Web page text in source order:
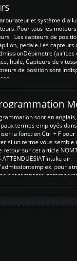
et système
Pour tous les
. Les capteurs de
pedale.Les
(air)Les
huile, Capteurs de
de position sont
...
sont en
termes employés
la fonction Ctrl + F
si un terme vous semble
sur cet article
ATTENDUESIATIntake air
ex. pour